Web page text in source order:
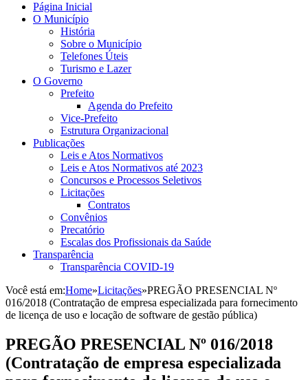
Página Inicial
O Município
História
Sobre o Município
Telefones Úteis
Turismo e Lazer
O Governo
Prefeito
Agenda do Prefeito
Vice-Prefeito
Estrutura Organizacional
Publicações
Leis e Atos Normativos
Leis e Atos Normativos até 2023
Concursos e Processos Seletivos
Licitações
Contratos
Convênios
Precatório
Escalas dos Profissionais da Saúde
Transparência
Transparência COVID-19
Você está em:Home»Licitações»PREGÃO PRESENCIAL Nº
016/2018 (Contratação de empresa especializada para fornecimento
de licença de uso e locação de software de gestão pública)
PREGÃO PRESENCIAL Nº 016/2018
(Contratação de empresa especializada